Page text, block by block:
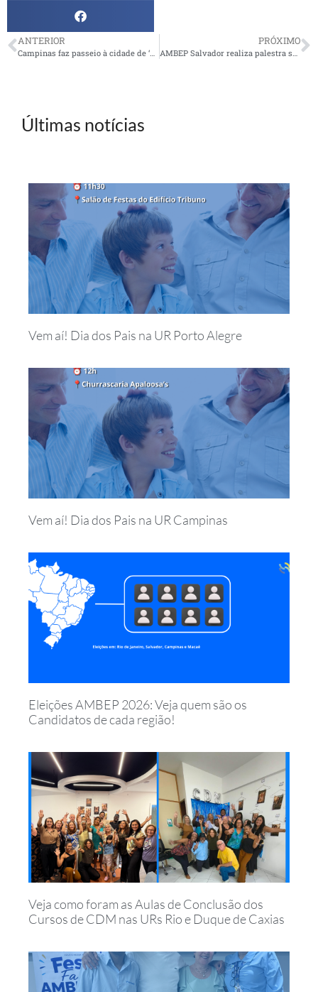
ANTERIOR PRÓXIMO
Últimas notícias
Vem aí! Dia dos Pais na UR Porto Alegre
Vem aí! Dia dos Pais na UR Campinas
Eleições AMBEP 2026: Veja quem são os
Candidatos de cada região!
Veja como foram as Aulas de Conclusão dos
Cursos de CDM nas URs Rio e Duque de Caxias